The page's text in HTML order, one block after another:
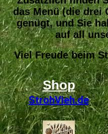
das Menü (die drei
genügt, und Sie
auf all
Viel Freude beim
Shop
StrohVieh.de